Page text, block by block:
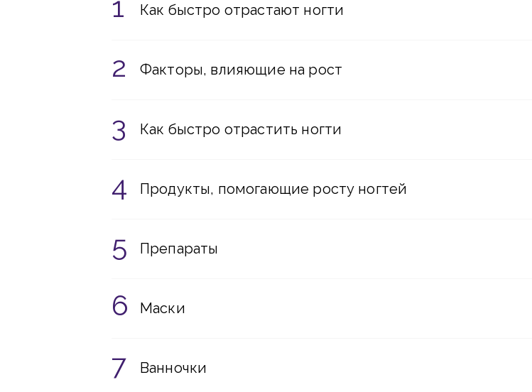
Как быстро отрастают ногти
Факторы, влияющие на рост
Как быстро отрастить ногти
Продукты, помогающие росту ногтей
Препараты
Маски
Ванночки